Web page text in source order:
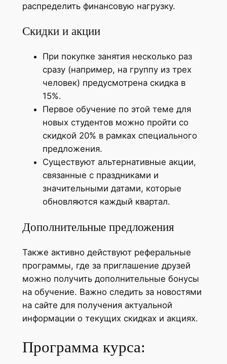
распределить финансовую нагрузку.
Скидки и акции
При покупке занятия несколько раз
сразу (например, на группу из трех
человек) предусмотрена скидка в
15%.
Первое обучение по этой теме для
новых студентов можно пройти со
скидкой 20% в рамках специального
предложения.
Существуют альтернативные акции,
связанные с праздниками и
значительными датами, которые
обновляются каждый квартал.
Дополнительные предложения
Также активно действуют реферальные
программы, где за приглашение друзей
можно получить дополнительные бонусы
на обучение. Важно следить за новостями
на сайте для получения актуальной
информации о текущих скидках и акциях.
Программа курса: